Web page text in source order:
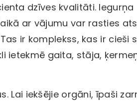
dzīves kvalitāti. Iegurņa
ar vājumu var rasties
ir komplekss, kas ir cieši
ietekmē gaita, stāja,
Lai iekšējie orgāni, īpaši